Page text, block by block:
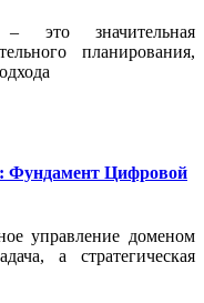
– это значительная
планирования,
Фундамент Цифровой
управление доменом
а стратегическая